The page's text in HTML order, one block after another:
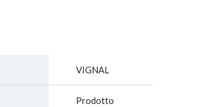
VIGNAL
Prodotto